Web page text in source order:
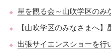
星を観る会～山吹学区のみ
【山吹学区のみなさまへ
出張サイエンスショーを行